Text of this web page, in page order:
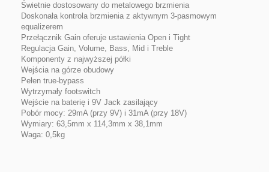
Świetnie dostosowany do metalowego brzmienia
Doskonała kontrola brzmienia z aktywnym 3-pasmowym
equalizerem
Przełącznik Gain oferuje ustawienia Open i Tight
Regulacja Gain, Volume, Bass, Mid i Treble
Komponenty z najwyższej półki
Wejścia na górze obudowy
Pełen true-bypass
Wytrzymały footswitch
Wejście na baterię i 9V Jack zasilający
Pobór mocy: 29mA (przy 9V) i 31mA (przy 18V)
Wymiary: 63,5mm x 114,3mm x 38,1mm
Waga: 0,5kg